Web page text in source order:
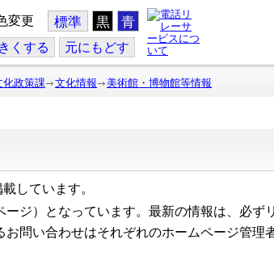
変更 標準 黒 青
きくする 元にもどす
化政策課 文化情報 美術館・博物館等情報
しています。
ジ）となっています。最新の情報は、必ず
問い合わせはそれぞれのホームページ管理